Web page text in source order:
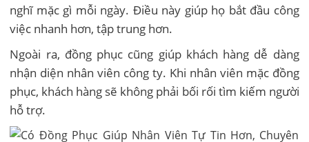
nghĩ mặc gì mỗi ngày. Điều này giúp họ bắt đầu công
việc nhanh hơn, tập trung hơn.
Ngoài ra, đồng phục cũng giúp khách hàng dễ dàng
nhận diện nhân viên công ty. Khi nhân viên mặc đồng
phục, khách hàng sẽ không phải bối rối tìm kiếm người
hỗ trợ.